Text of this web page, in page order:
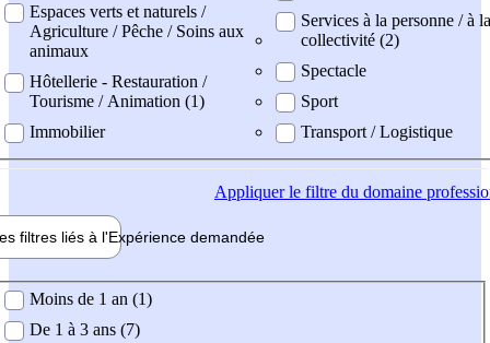
Espaces verts et naturels /
Agriculture / Pêche / Soins aux
animaux
Hôtellerie - Restauration /
Tourisme / Animation (1)
Immobilier
Services à la personne / à la
collectivité (2)
Spectacle
Sport
Transport / Logistique
Appliquerle filtre du domaine
filtres liés à l'Expérience demandée
demandée
Moins de 1 an (1)
De 1 à 3 ans (7)